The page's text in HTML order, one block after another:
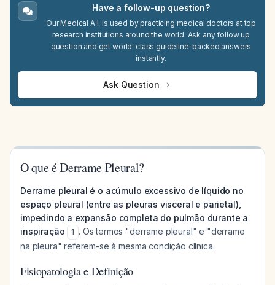
Have a follow-up question?
Our Medical A.I. is used by practicing medical doctors at top
research institutions around the world. Ask any follow up
question and get world-class guideline-backed answers
instantly.
Ask Question
O que é Derrame Pleural?
Derrame pleural é o acúmulo excessivo de líquido no
espaço pleural (entre as pleuras visceral e parietal),
impedindo a expansão completa do pulmão durante a
inspiração
1 . Os termos "derrame pleural" e "derrame
na pleura" referem-se à mesma condição clínica.
Fisiopatologia e Definição